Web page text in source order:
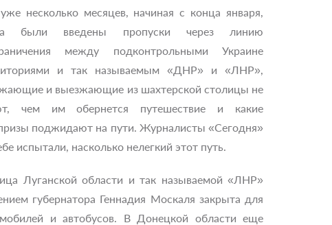
несколько месяцев, начиная с конца января,
были введены пропуски через линию
между подконтрольными Украине
и так называемым «ДНР» и «ЛНР»,
и выезжающие из шахтерской столицы не
чем им обернется путешествие и какие
поджидают на пути. Журналисты «Сегодня»
испытали, насколько нелегкий этот путь.
Луганской области и так называемой «ЛНР»
губернатора Геннадия Москаля закрыта для
и автобусов. В Донецкой области еще